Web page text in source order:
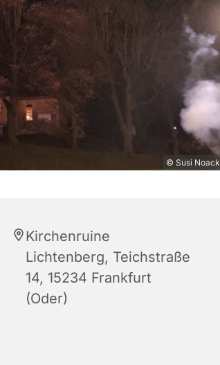
© Susi Noack
Kirchenruine
Lichtenberg, Teichstraße
14, 15234 Frankfurt
(Oder)